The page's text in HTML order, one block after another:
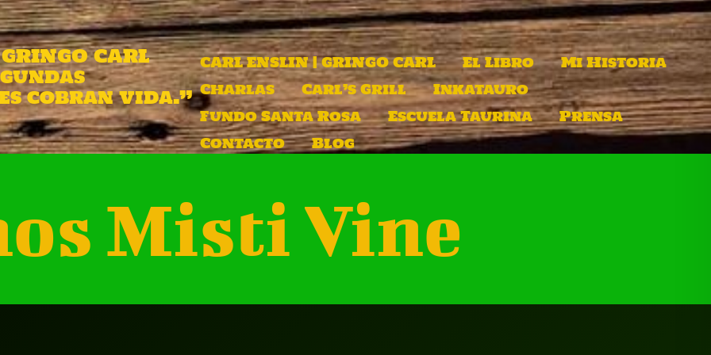
CARL
cobran vida.”
CARL ENSLIN | GRINGO CARL El Libro
Mi Historia
Charlas
Carl’s Grill
Inkatauro
Fundo Santa Rosa
Escuela Taurina
Prensa
Contacto
Blog
Misti Vine